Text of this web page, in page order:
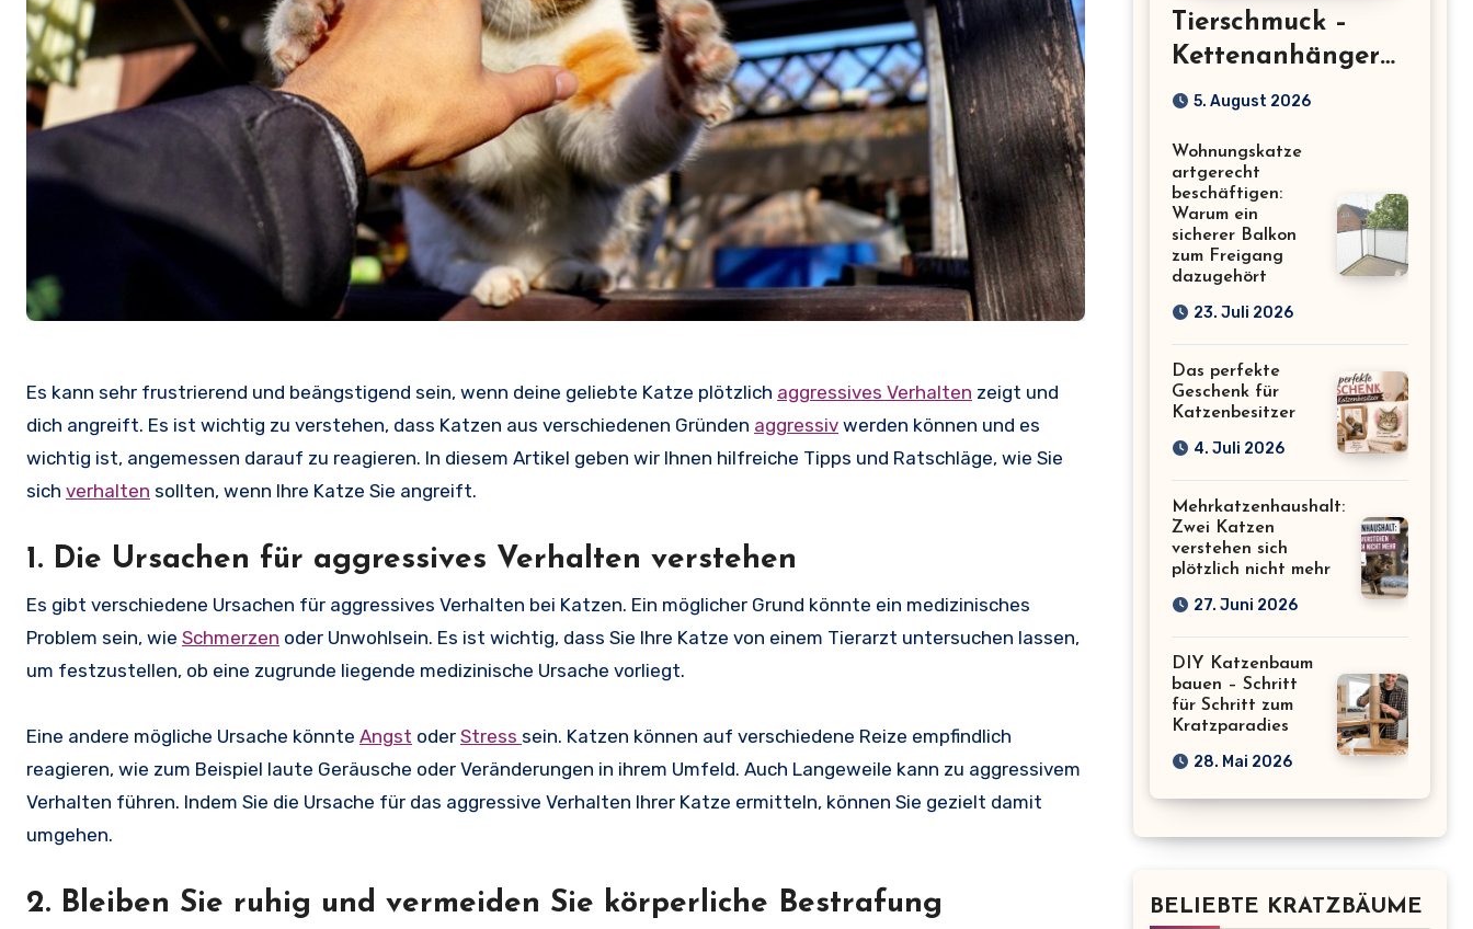
Es kann sehr frustrierend und beängstigend sein, wenn deine geliebte Katze plötzlich aggressives Verhalten zeigt und
dich angreift. Es ist wichtig zu verstehen, dass Katzen aus verschiedenen Gründen aggressiv werden können und es
wichtig ist, angemessen darauf zu reagieren. In diesem Artikel geben wir Ihnen hilfreiche Tipps und Ratschläge, wie Sie
sich verhalten sollten, wenn Ihre Katze Sie angreift.
1. Die Ursachen für aggressives Verhalten verstehen
Es gibt verschiedene Ursachen für aggressives Verhalten bei Katzen. Ein möglicher Grund könnte ein medizinisches
Problem sein, wie Schmerzen oder Unwohlsein. Es ist wichtig, dass Sie Ihre Katze von einem Tierarzt untersuchen lassen,
um festzustellen, ob eine zugrunde liegende medizinische Ursache vorliegt.
Eine andere mögliche Ursache könnte Angst oder Stress sein. Katzen können auf verschiedene Reize empfindlich
reagieren, wie zum Beispiel laute Geräusche oder Veränderungen in ihrem Umfeld. Auch Langeweile kann zu aggressivem
Verhalten führen. Indem Sie die Ursache für das aggressive Verhalten Ihrer Katze ermitteln, können Sie gezielt damit
umgehen.
2. Bleiben Sie ruhig und vermeiden Sie körperliche Bestrafung
Tierschmuck –
Kettenanhänger
mit Katzenmotiv
Katzenliebhaber
5. August 2026
Wohnungskatze
artgerecht
beschäftigen:
Warum ein
sicherer Balkon
zum Freigang
dazugehört
23. Juli 2026
Das perfekte
Geschenk für
Katzenbesitzer
4. Juli 2026
Mehrkatzenhaushalt:
Zwei Katzen
verstehen sich
plötzlich nicht mehr
27. Juni 2026
DIY Katzenbaum
bauen – Schritt
für Schritt zum
Kratzparadies
28. Mai 2026
BELIEBTE KRATZBÄUME